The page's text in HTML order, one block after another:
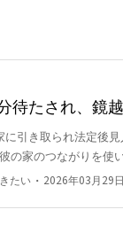
待たされ、鏡
クのファンド
引き取られ法定後見
の家のつながりを使
たい ・ 2026年03月29